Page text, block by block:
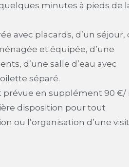
minutes à pieds de
avec placards, d’un séjour,
et équipée, d’une
d’une salle d’eau avec
séparé.
prévue en supplément 90 €/
disposition pour tout
ou l’organisation d’une